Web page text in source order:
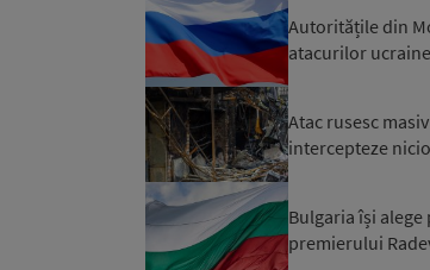
Autoritățile din
atacurilor
Atac rusesc
intercepteze
Bulgaria își
premierului